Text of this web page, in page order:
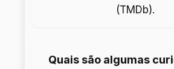
(TMDb).
Quais são algumas